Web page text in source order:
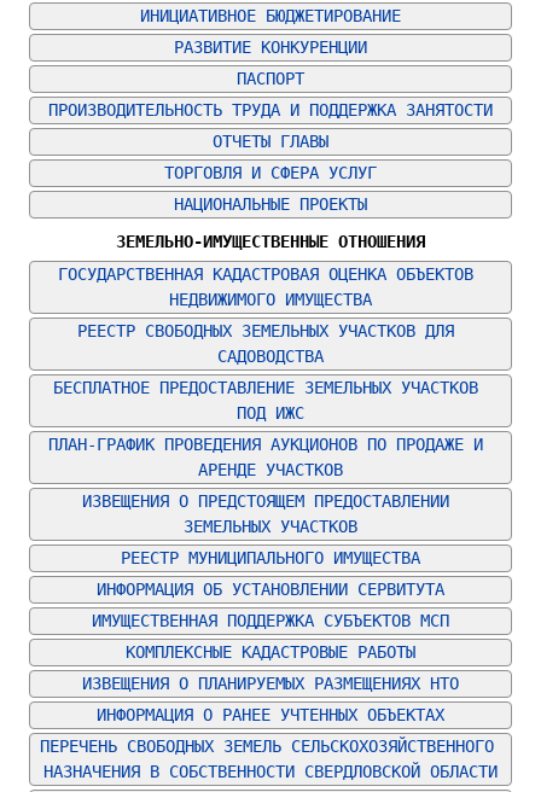
ИНИЦИАТИВНОЕ БЮДЖЕТИРОВАНИЕ
РАЗВИТИЕ КОНКУРЕНЦИИ
ПАСПОРТ
ПРОИЗВОДИТЕЛЬНОСТЬ ТРУДА И ПОДДЕРЖКА ЗАНЯТОСТИ
ОТЧЕТЫ ГЛАВЫ
ТОРГОВЛЯ И СФЕРА УСЛУГ
НАЦИОНАЛЬНЫЕ ПРОЕКТЫ
ЗЕМЕЛЬНО-ИМУЩЕСТВЕННЫЕ ОТНОШЕНИЯ
ГОСУДАРСТВЕННАЯ КАДАСТРОВАЯ ОЦЕНКА ОБЪЕКТОВ
НЕДВИЖИМОГО ИМУЩЕСТВА
РЕЕСТР СВОБОДНЫХ ЗЕМЕЛЬНЫХ УЧАСТКОВ ДЛЯ
САДОВОДСТВА
БЕСПЛАТНОЕ ПРЕДОСТАВЛЕНИЕ ЗЕМЕЛЬНЫХ УЧАСТКОВ
ПОД ИЖС
ПЛАН-ГРАФИК ПРОВЕДЕНИЯ АУКЦИОНОВ ПО ПРОДАЖЕ И
АРЕНДЕ УЧАСТКОВ
ИЗВЕЩЕНИЯ О ПРЕДСТОЯЩЕМ ПРЕДОСТАВЛЕНИИ
ЗЕМЕЛЬНЫХ УЧАСТКОВ
РЕЕСТР МУНИЦИПАЛЬНОГО ИМУЩЕСТВА
ИНФОРМАЦИЯ ОБ УСТАНОВЛЕНИИ СЕРВИТУТА
ИМУЩЕСТВЕННАЯ ПОДДЕРЖКА СУБЪЕКТОВ МСП
КОМПЛЕКСНЫЕ КАДАСТРОВЫЕ РАБОТЫ
ИЗВЕЩЕНИЯ О ПЛАНИРУЕМЫХ РАЗМЕЩЕНИЯХ НТО
ИНФОРМАЦИЯ О РАНЕЕ УЧТЕННЫХ ОБЪЕКТАХ
ПЕРЕЧЕНЬ СВОБОДНЫХ ЗЕМЕЛЬ СЕЛЬСКОХОЗЯЙСТВЕННОГО
НАЗНАЧЕНИЯ В СОБСТВЕННОСТИ СВЕРДЛОВСКОЙ ОБЛАСТИ